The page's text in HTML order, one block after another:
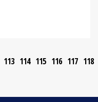
113 114 115 116 117 118